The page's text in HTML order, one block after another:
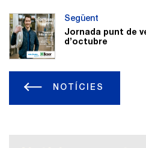
Següent
Jornada punt de
d’octubre
NOTÍCIES